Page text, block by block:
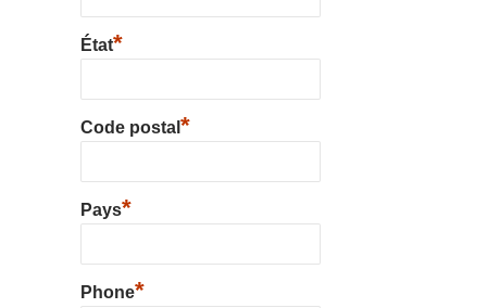
État*
Code postal *
Pays*
Phone*